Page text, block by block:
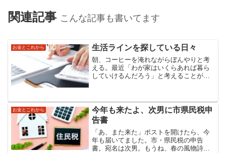
関連記事 こんな記事も書いてます
お金とこれから 生活ラインを探している日々
朝、コーヒーを淹れながらぼんやりと考
える。最近「わが家はいくらあれば暮ら
していけるんだろう」と考えることが増
となる“生活ライン”がまだモヤッとしてい
る。働き方の迷...
お金とこれから
今年も来たよ、次男に市県民税申
告書
「あ、また来た」ポストを開けたら、今
年も届いてました。市・県民税の申告
書。宛名は次男。もうね、春の風物詩で